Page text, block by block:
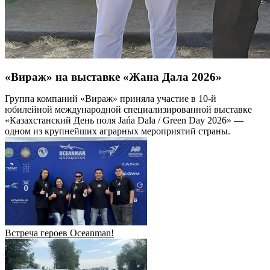
«Вираж» на выставке «Жана Дала 2026»
Группа компаний «Вираж» приняла участие в 10-й
юбилейной международной специализированной выставке
«Казахстанский День поля Jańa Dala / Green Day 2026» —
одном из крупнейших аграрных мероприятий страны.
Встреча героев Oceanman!